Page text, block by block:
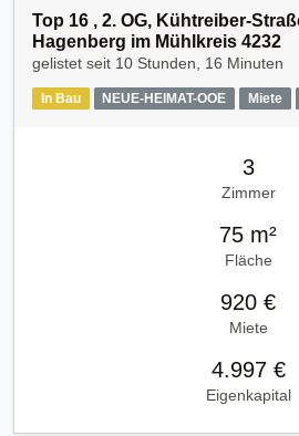
Top 16 , 2. OG, Kühtreiber-
Hagenberg im Mühlkreis 4232
gelistet seit 10 Stunden, 16 Minuten
In Bau NEUE-HEIMAT-OOE Miete
3
Zimmer
75 m²
Fläche
920 €
Miete
4.997 €
Eigenkapital